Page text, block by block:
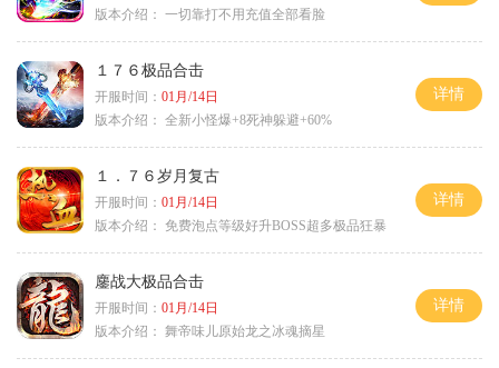
版本介绍： 一切靠打不用充值全部看脸
１７６极品合击
开服时间： 01月/14日
版本介绍： 全新小怪爆+8死神躲避+60%
详情
１．７６岁月复古
开服时间： 01月/14日
版本介绍： 免费泡点等级好升BOSS超多极品狂暴
详情
鏖战大极品合击
开服时间： 01月/14日
版本介绍： 舞帝味儿原始龙之冰魂摘星
详情